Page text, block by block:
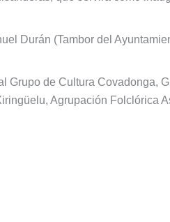
Durán (Tambor del
Grupo de Cultura Covadonga,
Agrupación Folclórica